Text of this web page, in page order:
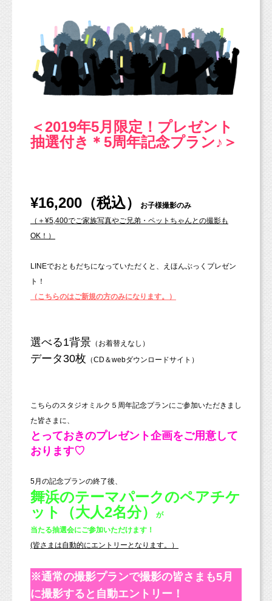
＜2019年5月限定！プレゼント
抽選付き＊5周年記念プラン♪＞
¥16,200（税込）
お子様撮影のみ
（＋¥5,400でご家族写真やご兄弟・ペットちゃんとの撮影も
OK！）
LINEでおともだちになっていただくと、えほんぶっくプレゼン
ト！
（こちらのはご新規の方のみになります。）
選べる1背景 （お着替えなし）
データ30枚 （CD＆webダウンロードサイト）
こちらのスタジオミルク５周年記念プランにご参加いただきまし
た皆さまに、
とっておきのプレゼント企画をご用意して
おります♡
5月の記念プランの終了後、
舞浜のテーマパークのペアチケ
ット（大人2名分）
が
当たる抽選会にご参加いただけます！
(皆さまは自動的にエントリーとなります。）
※通常の撮影プランで撮影の皆さまも5月
に撮影すると自動エントリー！